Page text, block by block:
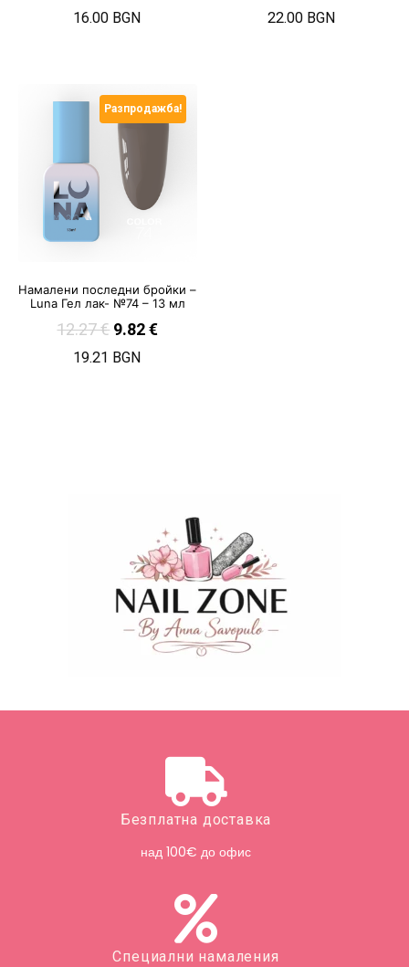
16.00 BGN 22.00 BGN
Разпродажба!
Намалени последни бройки –
Luna Гел лак- №74 – 13 мл
12.27€ 9.82€
19.21 BGN
Безплатна доставка
над 100€ до офис
Специални намаления